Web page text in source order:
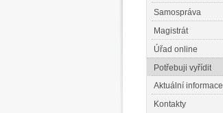
Samospráva
Magistrát
Úřad online
Potřebuji vyřídit
Aktuální informace
Kontakty